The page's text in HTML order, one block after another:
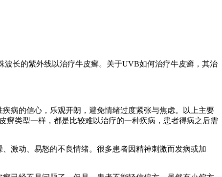
长的紫外线以治疗牛皮癣。关于UVB如何治疗牛皮癣，其治
病的信心，乐观开朗，避免情绪过度紧张与焦虑。以上主要
癣类型一样，都是比较难以治疗的一种疾病，患者得病之后需
激动、易怒的不良情绪。很多患者因精神刺激而发病或加